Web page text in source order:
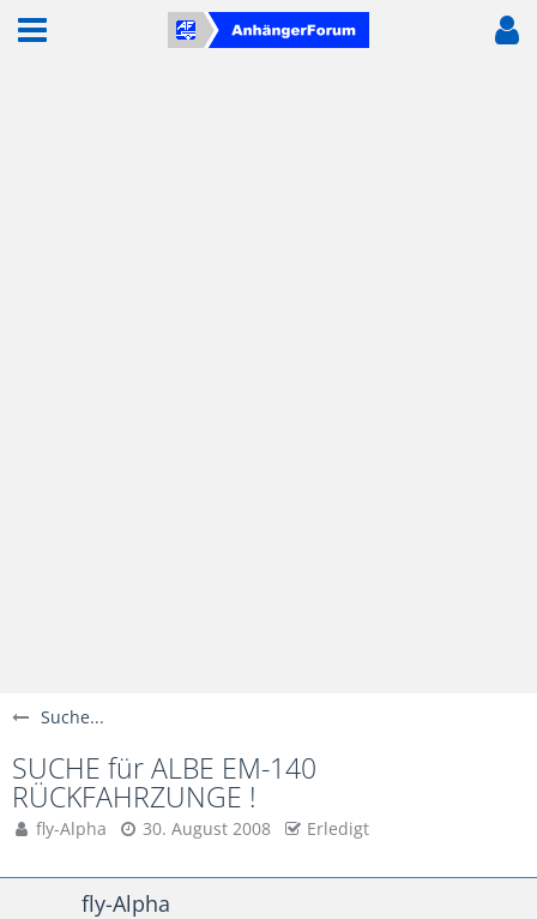
Suche...
SUCHE für ALBE EM-140
RÜCKFAHRZUNGE !
fly-Alpha 30. August 2008 Erledigt
fly-Alpha